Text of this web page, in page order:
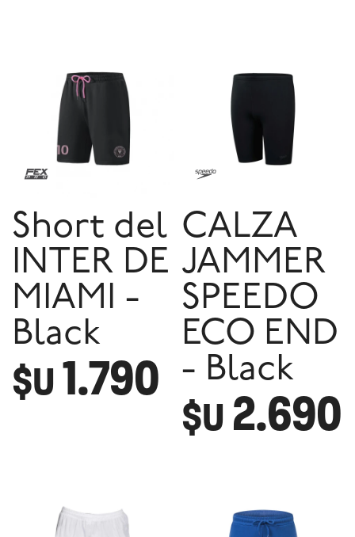
Short del
INTER DE
MIAMI -
Black
$U1.790
CALZA
JAMMER
SPEEDO
ECO END
- Black
$U 2.690